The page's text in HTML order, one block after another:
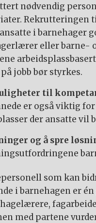
nødvendig
Rekrutteringen
ansatte i barnehager
eller barne-
jobb bør styrkes.
til
er også viktig
der ansatte vil
og å spre
som kan
i barnehagen er
med partene